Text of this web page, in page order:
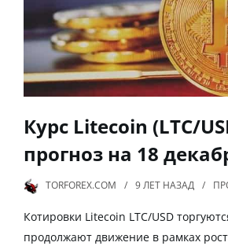
Курс Litecoin (LTC/
прогноз на 18
TORFOREX.COM 9 ЛЕТ НАЗАД
Котировки Litecoin LTC/USD
продолжают движение в рамках